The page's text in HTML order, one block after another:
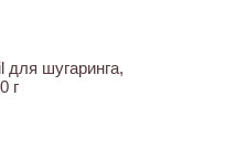
для шугаринга,
г